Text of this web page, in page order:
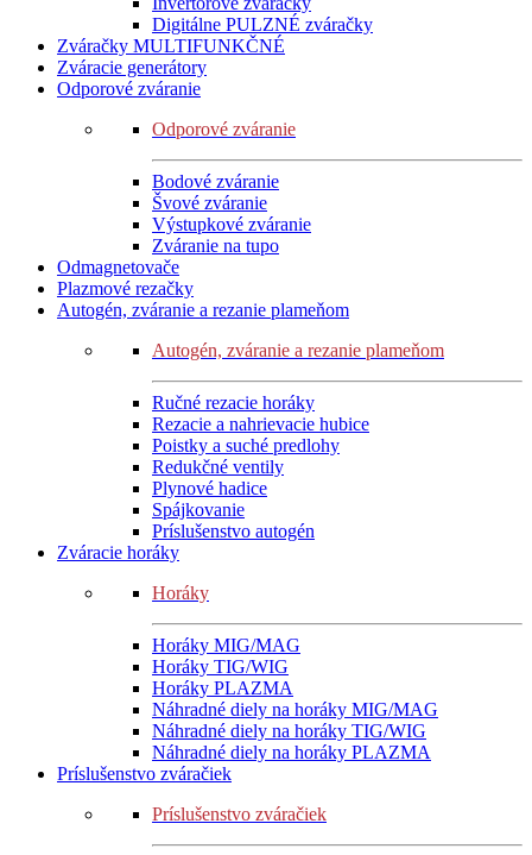
Digitálne PULZNÉ zváračky
Zváračky MULTIFUNKČNÉ
Zváracie generátory
Odporové zváranie
Odporové zváranie
Bodové zváranie
Švové zváranie
Výstupkové zváranie
Zváranie na tupo
Odmagnetovače
Plazmové rezačky
Autogén, zváranie a rezanie plameňom
Autogén, zváranie a rezanie plameňom
Ručné rezacie horáky
Rezacie a nahrievacie hubice
Poistky a suché predlohy
Redukčné ventily
Plynové hadice
Spájkovanie
Príslušenstvo autogén
Zváracie horáky
Horáky
Horáky MIG/MAG
Horáky TIG/WIG
Horáky PLAZMA
Náhradné diely na horáky MIG/MAG
Náhradné diely na horáky TIG/WIG
Náhradné diely na horáky PLAZMA
Príslušenstvo zváračiek
Príslušenstvo zváračiek